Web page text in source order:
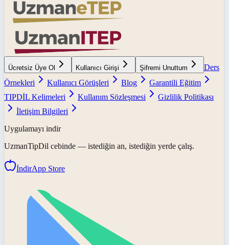
Ücretsiz Üye Ol Kullanıcı Girişi Şifremi Unuttum
Ders
Örnekleri
Kullanıcı Görüşleri Blog
Garantili Eğitim
TIPDİL Kelimeleri
Kullanım Sözleşmesi
Gizlilik Politikası
İletişim Bilgileri
Uygulamayı indir
UzmanTipDil cebinde — istediğin an, istediğin yerde çalış.
İndirApp Store